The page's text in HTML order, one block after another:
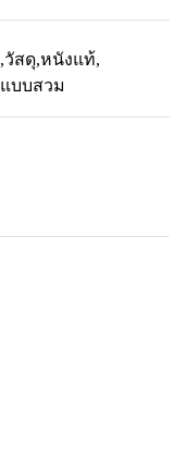
,วัสดุ,หนังแท้,
แบบสวม